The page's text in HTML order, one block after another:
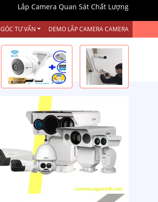
Lắp Camera Quan Sát Chất Lượng
GÓC TƯ VẤN DEMO LẮP CAMERA CAMERA